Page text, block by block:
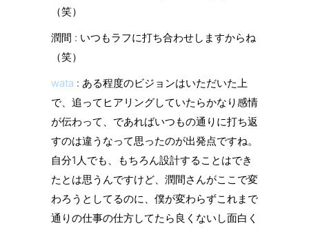
（笑）
潤間 : いつもラフに打ち合わせしますからね
（笑）
wata : ある程度のビジョンはいただいた上
で、追ってヒアリングしていたらかなり感情
が伝わって、であればいつもの通りに打ち返
すのは違うなって思ったのが出発点ですね。
自分1人でも、もちろん設計することはでき
たとは思うんですけど、潤間さんがここで変
わろうとしてるのに、僕が変わらずこれまで
通りの仕事の仕方してたら良くないし面白く